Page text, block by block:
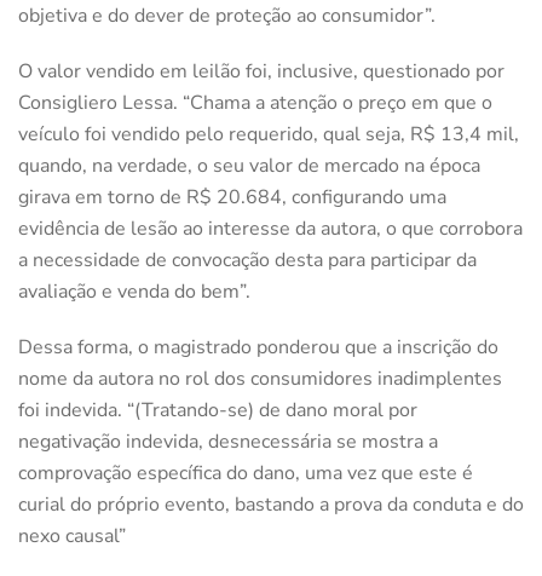
objetiva e do dever de proteção ao consumidor”.
O valor vendido em leilão foi, inclusive, questionado por
Consigliero Lessa. “Chama a atenção o preço em que o
veículo foi vendido pelo requerido, qual seja, R$ 13,4 mil,
quando, na verdade, o seu valor de mercado na época
girava em torno de R$ 20.684, configurando uma
evidência de lesão ao interesse da autora, o que corrobora
a necessidade de convocação desta para participar da
avaliação e venda do bem”.
Dessa forma, o magistrado ponderou que a inscrição do
nome da autora no rol dos consumidores inadimplentes
foi indevida. “(Tratando-se) de dano moral por
negativação indevida, desnecessária se mostra a
comprovação específica do dano, uma vez que este é
curial do próprio evento, bastando a prova da conduta e do
nexo causal”